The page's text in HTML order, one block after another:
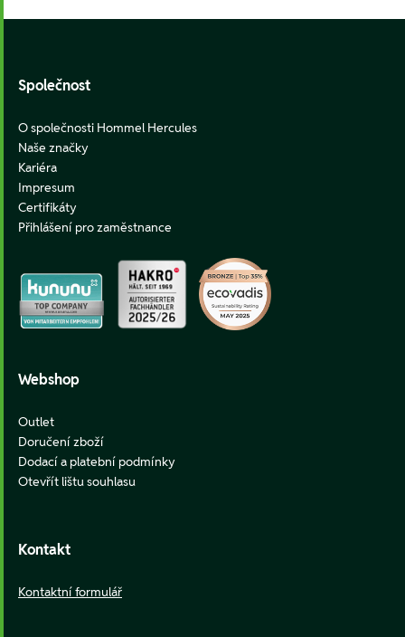
Společnost
O společnosti Hommel Hercules
Naše značky
Kariéra
Impresum
Certifikáty
Přihlášení pro zaměstnance
Webshop
Outlet
Doručení zboží
Dodací a platební podmínky
Otevřít lištu souhlasu
Kontakt
Kontaktní formulář